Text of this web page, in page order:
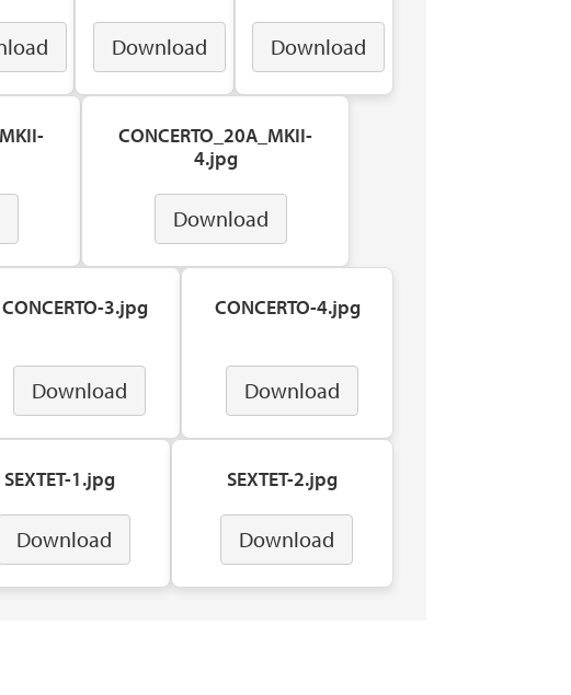
Download Download
CONCERTO_20A_MKII-
4.jpg
Download
CONCERTO-3.jpg
Download
CONCERTO-4.jpg
Download
SEXTET-1.jpg
Download
SEXTET-2.jpg
Download